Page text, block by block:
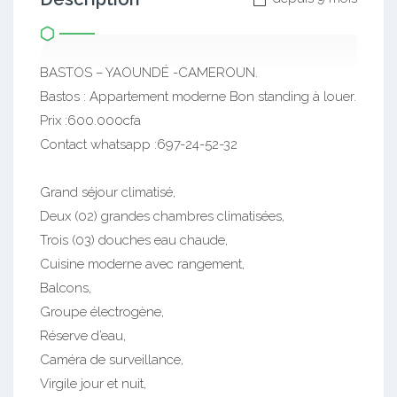
BASTOS – YAOUNDÉ -CAMEROUN.
Bastos : Appartement moderne Bon standing à louer.
Prix :600.000cfa
Contact whatsapp :697-24-52-32
Grand séjour climatisé,
Deux (02) grandes chambres climatisées,
Trois (03) douches eau chaude,
Cuisine moderne avec rangement,
Balcons,
Groupe électrogène,
Réserve d’eau,
Caméra de surveillance,
Virgile jour et nuit,